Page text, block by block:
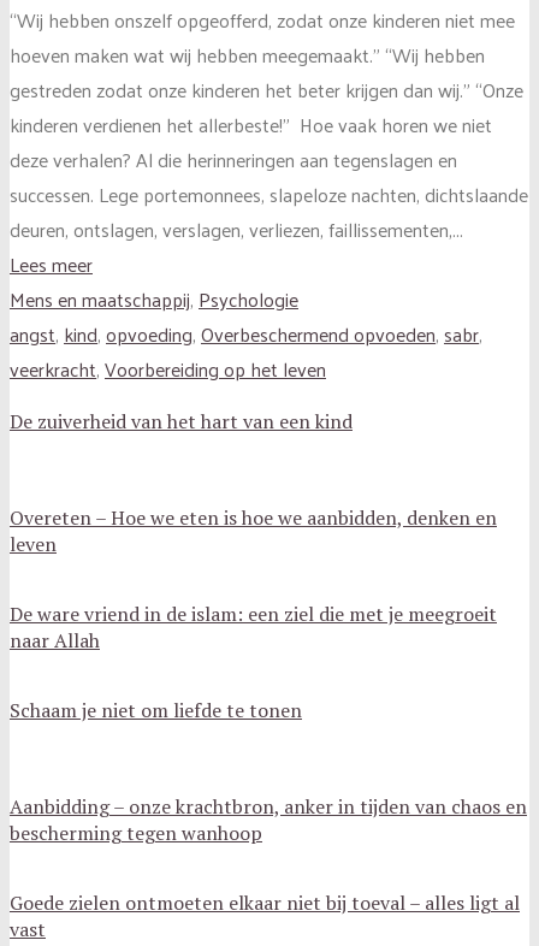
“Wij hebben onszelf opgeofferd, zodat onze kinderen niet mee
hoeven maken wat wij hebben meegemaakt.” “Wij hebben
gestreden zodat onze kinderen het beter krijgen dan wij.” “Onze
kinderen verdienen het allerbeste!” Hoe vaak horen we niet
deze verhalen? Al die herinneringen aan tegenslagen en
successen. Lege portemonnees, slapeloze nachten, dichtslaande
deuren, ontslagen, verslagen, verliezen, faillissementen,...
Lees meer
Mens en maatschappij,Psychologie
angst,kind,opvoeding,Overbeschermend opvoeden,sabr,
veerkracht,Voorbereiding op het leven
De zuiverheid van het hart van een kind
Overeten – Hoe we eten is hoe we aanbidden, denken en
leven
De ware vriend in de islam: een ziel die met je meegroeit
naar Allah
Schaam je niet om liefde te tonen
Aanbidding – onze krachtbron, anker in tijden van chaos en
bescherming tegen wanhoop
Goede zielen ontmoeten elkaar niet bij toeval – alles ligt al
vast